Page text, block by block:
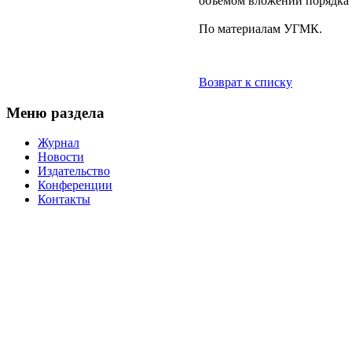
По материалам УГМК.
Возврат к списку
Меню раздела
Журнал
Новости
Издательство
Конференции
Контакты